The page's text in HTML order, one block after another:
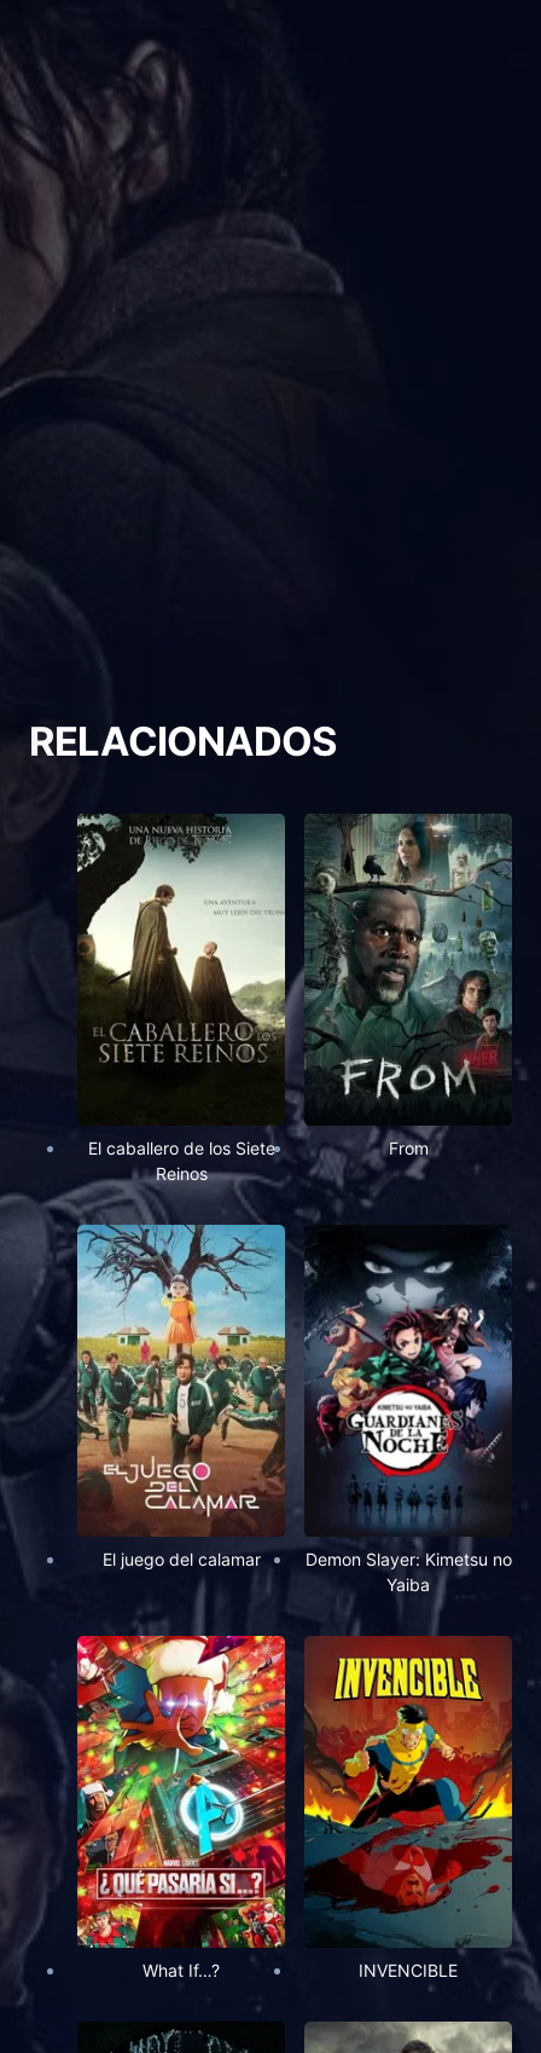
RELACIONADOS
El caballero de los Siete
Reinos
From
El juego del calamar
Demon Slayer: Kimetsu no
Yaiba
What If…? INVENCIBLE